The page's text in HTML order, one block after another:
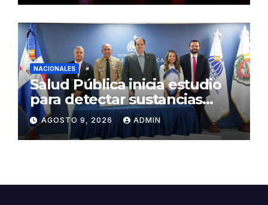
NACIONALES
Salud Pública inicia estudio
para detectar sustancias
psicoactivas en conductores
accidentados
AGOSTO 9, 2026 ADMIN